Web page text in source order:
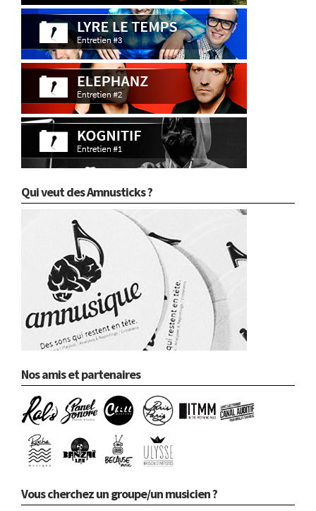
Qui veut des Amnusticks ?
Nos amis et partenaires
Vous cherchez un groupe/un musicien ?